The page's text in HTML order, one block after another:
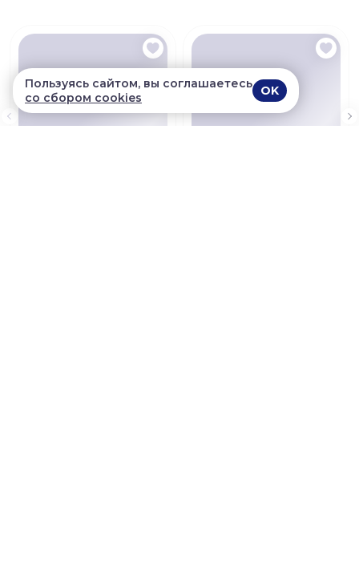
Пользуясь сайтом, вы соглашаетесь
со сбором cookies
OK